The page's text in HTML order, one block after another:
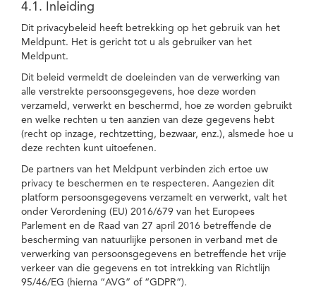
4.1. Inleiding
Dit privacybeleid heeft betrekking op het gebruik van het
Meldpunt. Het is gericht tot u als gebruiker van het
Meldpunt.
Dit beleid vermeldt de doeleinden van de verwerking van
alle verstrekte persoonsgegevens, hoe deze worden
verzameld, verwerkt en beschermd, hoe ze worden gebruikt
en welke rechten u ten aanzien van deze gegevens hebt
(recht op inzage, rechtzetting, bezwaar, enz.), alsmede hoe u
deze rechten kunt uitoefenen.
De partners van het Meldpunt verbinden zich ertoe uw
privacy te beschermen en te respecteren. Aangezien dit
platform persoonsgegevens verzamelt en verwerkt, valt het
onder Verordening (EU) 2016/679 van het Europees
Parlement en de Raad van 27 april 2016 betreffende de
bescherming van natuurlijke personen in verband met de
verwerking van persoonsgegevens en betreffende het vrije
verkeer van die gegevens en tot intrekking van Richtlijn
95/46/EG (hierna “AVG” of “GDPR”).